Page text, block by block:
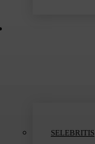
SELEBRITIS